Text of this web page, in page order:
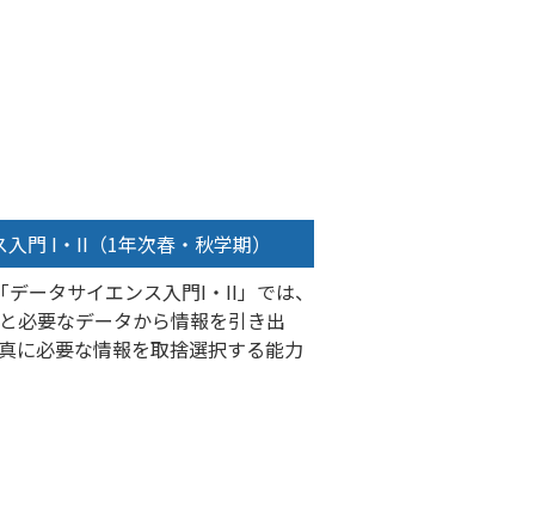
門 I・II（1年次春・秋学期）
ータサイエンス入門I・II」では、
必要なデータから情報を引き出
に必要な情報を取捨選択する能力